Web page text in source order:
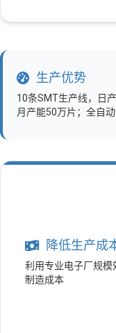
生产优势
10条SMT生产线，日
月产能50万片；全自
降低生产成
利用专业电子厂规模
制造成本